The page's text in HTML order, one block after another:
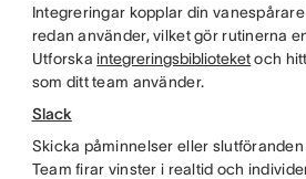
Integreringar kopplar din
redan använder, vilket gör rutinerna
Utforska integreringsbiblioteketoch
som ditt team använder.
Slack
Skicka påminnelser eller
Team firar vinster i realtid och